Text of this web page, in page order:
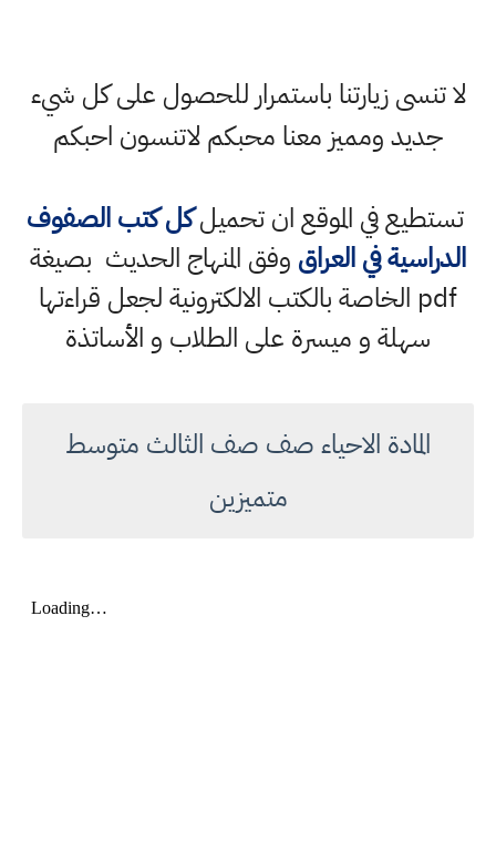
لا تنسى زيارتنا باستمرار للحصول على كل شيء
جديد ومميز معنا محبكم لاتنسون احبكم
تستطيع في الموقع ان تحميلكل كتب الصفوف
الدراسية في العراق وفق المنهاج الحديث بصيغة
pdf الخاصة بالكتب الالكترونية لجعل قراءتها
سهلة و ميسرة على الطلاب و الأساتذة
المادة الاحياء صف صف الثالث متوسط
متميزين